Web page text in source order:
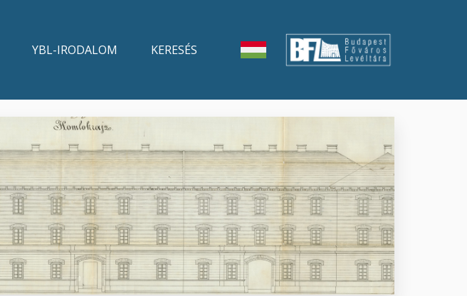
YBL-IRODALOM KERESÉS